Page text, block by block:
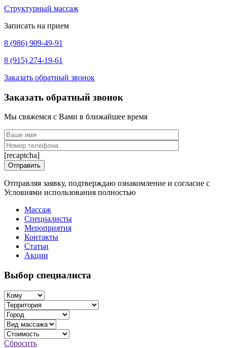
Структурный массаж
Записать на прием
8 (986) 909-49-91
8 (915) 274-19-61
Заказать обратный звонок
Заказать обратный звонок
Мы свяжемся с Вами в ближайшее время
[recaptcha]
Отправляя заявку, подтверждаю ознакомление и согласие с
Условиями использования полностью
Массаж
Специалисты
Мероприятия
Контакты
Статьи
Акции
Выбор специалиста
Сбросить